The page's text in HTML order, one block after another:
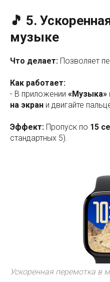
🎵 5.
музыке
Что делает: Позволяет
Как работает:
- В приложении «Музыка»
на экран и двигайте
Эффект: Пропуск по 15
стандартных 5).
Ускоренная перемотка в